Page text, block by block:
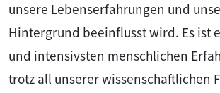
unsere Lebenserfahrungen und
Hintergrund beeinflusst wird. Es ist
und intensivsten menschlichen
trotz all unserer wissenschaftlichen